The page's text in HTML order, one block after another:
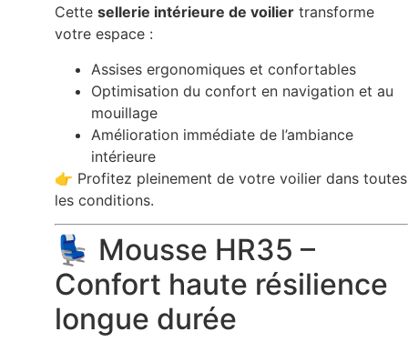
Cette sellerie intérieure de voilier transforme
votre espace :
Assises ergonomiques et confortables
Optimisation du confort en navigation et au
mouillage
Amélioration immédiate de l’ambiance
intérieure
👉 Profitez pleinement de votre voilier dans toutes
les conditions.
💺 Mousse HR35 –
Confort haute résilience
longue durée